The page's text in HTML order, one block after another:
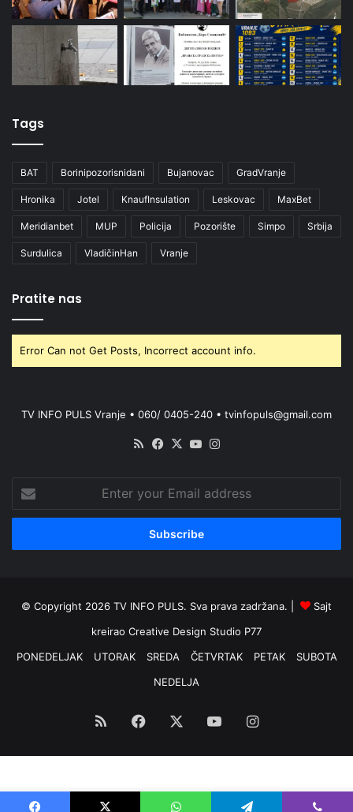
Tags
BAT Borinipozorisnidani Bujanovac GradVranje
Hronika Jotel KnaufInsulation Leskovac MaxBet
Meridianbet MUP Policija Pozorište Simpo Srbija
Surdulica VladičinHan Vranje
Pratite nas
Error Can not Get Posts, Incorrect account info.
TV INFO PULS Vranje • 060/ 0405-240 • tvinfopuls@gmail.com
RSS Facebook
X YouTube
your
Email
© Copyright 2026 TV INFO PULS. Sva prava zadržana. |
Sajt
kreirao Creative Design Studio P77
PONEDELJAK
UTORAK SREDA ČETVRTAK PETAK
SUBOTA
NEDELJA
RSS Facebook YouTubeInstagram
Optimized by Seraphinite Accelerator